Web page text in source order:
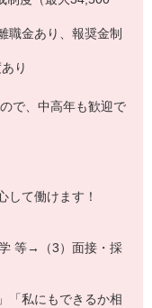
職金あり、報奨金制
り
で、中高年も歓迎で
して働けます！
等→（3）面接・採
「私にもできるか相